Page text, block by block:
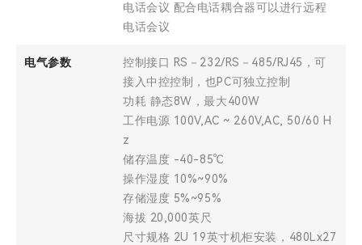
电话会议 配合电话耦合器可以进行远程
电话会议
电气参数
控制接口 RS－232/RS－485/RJ45，可
接入中控控制，也PC可独立控制
功耗 静态8W，最大400W
工作电源 100V,AC ~ 260V,AC, 50/60 H
z
储存温度 -40-85℃
操作湿度 10%~90%
存储湿度 5%~95%
海拔 20,000英尺
尺寸规格 2U 19英寸机柜安装，480Lx27